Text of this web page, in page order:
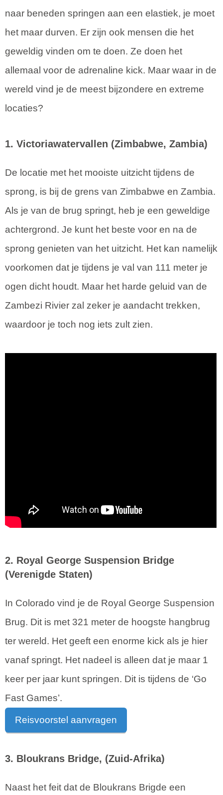
naar beneden springen aan een elastiek, je moet
het maar durven. Er zijn ook mensen die het
geweldig vinden om te doen. Ze doen het
allemaal voor de adrenaline kick. Maar waar in de
wereld vind je de meest bijzondere en extreme
locaties?
1. Victoriawatervallen (Zimbabwe, Zambia)
De locatie met het mooiste uitzicht tijdens de
sprong, is bij de grens van Zimbabwe en Zambia.
Als je van de brug springt, heb je een geweldige
achtergrond. Je kunt het beste voor en na de
sprong genieten van het uitzicht. Het kan namelijk
voorkomen dat je tijdens je val van 111 meter je
ogen dicht houdt. Maar het harde geluid van de
Zambezi Rivier zal zeker je aandacht trekken,
waardoor je toch nog iets zult zien.
2. Royal George Suspension Bridge
(Verenigde Staten)
In Colorado vind je de Royal George Suspension
Brug. Dit is met 321 meter de hoogste hangbrug
ter wereld. Het geeft een enorme kick als je hier
vanaf springt. Het nadeel is alleen dat je maar 1
keer per jaar kunt springen. Dit is tijdens de ‘Go
Fast Games’.
Reisvoorstel aanvragen
3. Bloukrans Bridge, (Zuid-Afrika)
Naast het feit dat de Bloukrans Brigde een